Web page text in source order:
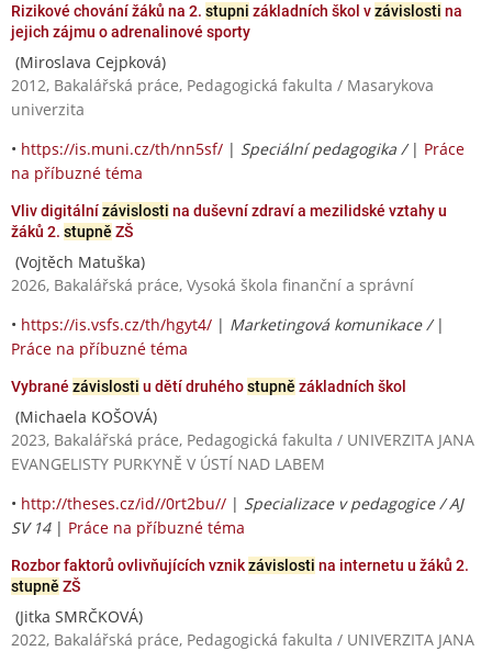
Rizikové chování žáků na 2. stupni základních škol vzávislosti na
jejich zájmu o adrenalinové sporty
(Miroslava Cejpková)
2012, Bakalářská práce, Pedagogická fakulta / Masarykova
univerzita
• https://is.muni.cz/th/nn5sf/ | Speciální pedagogika / | Práce
na příbuzné téma
Vliv digitálnízávislosti na duševní zdraví a mezilidské vztahy u
žáků 2. stupně ZŠ
(Vojtěch Matuška)
2026, Bakalářská práce, Vysoká škola finanční a správní
• https://is.vsfs.cz/th/hgyt4/ | Marketingová komunikace / |
Práce na příbuzné téma
Vybrané závislosti u dětí druhéhostupně základních škol
(Michaela KOŠOVÁ)
2023, Bakalářská práce, Pedagogická fakulta / UNIVERZITA JANA
EVANGELISTY PURKYNĚ V ÚSTÍ NAD LABEM
• http://theses.cz/id//0rt2bu// | Specializace v pedagogice / AJ
SV 14| Práce na příbuzné téma
Rozbor faktorů ovlivňujících vznikzávislosti na internetu u žáků 2.
stupně ZŠ
(Jitka SMRČKOVÁ)
2022, Bakalářská práce, Pedagogická fakulta / UNIVERZITA JANA